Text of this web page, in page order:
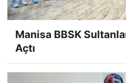
Manisa BBSK
Açtı